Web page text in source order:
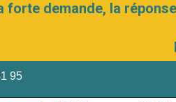
forte demande, la
95